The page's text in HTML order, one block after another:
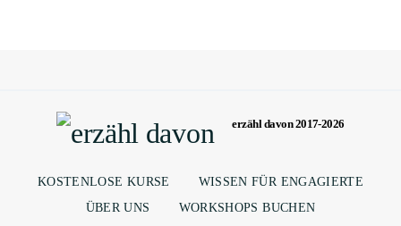
erzähl davon 2017-2026
KOSTENLOSE KURSE
WISSEN FÜR ENGAGIERTE
ÜBER UNS
WORKSHOPS BUCHEN